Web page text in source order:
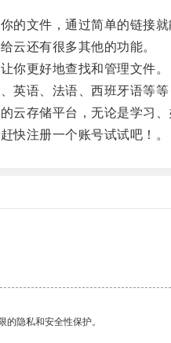
文件，通过简单的链接就
还有很多其他的功能。
更好地查找和管理文件。
语、法语、西班牙语等等
存储平台，无论是学习、
注册一个账号试试吧！。
隐私和安全性保护。